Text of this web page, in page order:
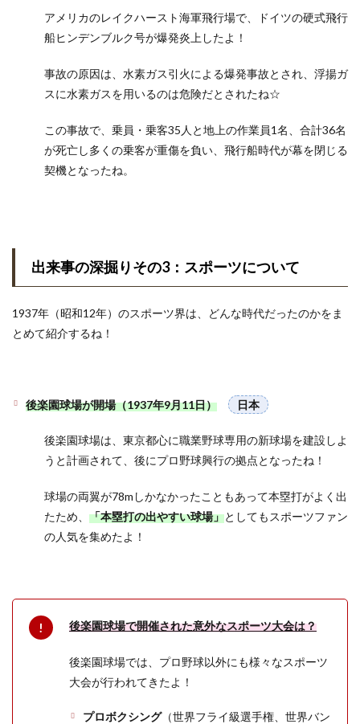
アメリカのレイクハースト海軍飛行場で、ドイツの硬式飛行
船ヒンデンブルク号が爆発炎上したよ！
事故の原因は、水素ガス引火による爆発事故とされ、浮揚ガ
スに水素ガスを用いるのは危険だとされたね☆
この事故で、乗員・乗客35人と地上の作業員1名、合計36名
が死亡し多くの乗客が重傷を負い、飛行船時代が幕を閉じる
契機となったね。
出来事の深掘りその3：スポーツについて
1937年（昭和12年）のスポーツ界は、どんな時代だったのかをま
とめて紹介するね！
後楽園球場が開場（1937年9月11日） 日本
後楽園球場は、東京都心に職業野球専用の新球場を建設しよ
うと計画されて、後にプロ野球興行の拠点となったね！
球場の両翼が78mしかなかったこともあって本塁打がよく出
たため、 「本塁打の出やすい球場」としてもスポーツファン
の人気を集めたよ！
後楽園球場で開催された意外なスポーツ大会は？
後楽園球場では、プロ野球以外にも様々なスポーツ
大会が行われてきたよ！
プロボクシング（世界フライ級選手権、世界バン